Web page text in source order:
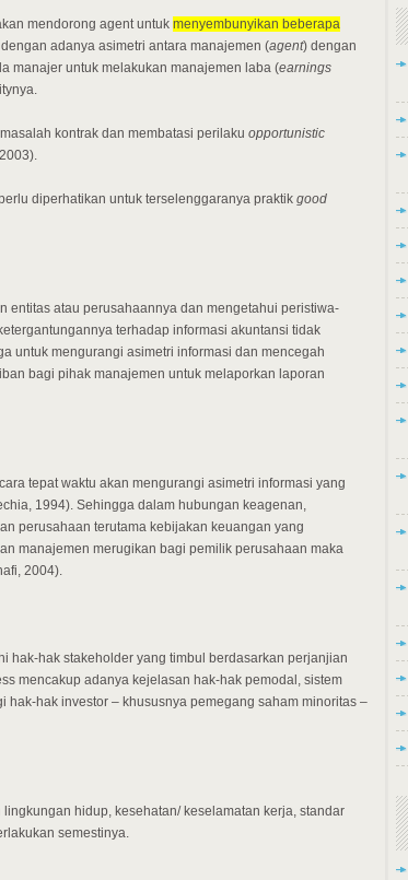
mendorong agent untuk menyembunyikan beberapa
adanya asimetri antara manajemen (agent) dengan
manajer untuk melakukan manajemen laba (earnings
kontrak dan membatasi perilaku opportunistic
diperhatikan untuk terselenggaranya praktik good
entitas atau perusahaannya dan mengetahui peristiwa-
terhadap informasi akuntansi tidak
untuk mengurangi asimetri informasi dan mencegah
bagi pihak manajemen untuk melaporkan laporan
tepat waktu akan mengurangi asimetri informasi yang
1994). Sehingga dalam hubungan keagenan,
perusahaan terutama kebijakan keuangan yang
manajemen merugikan bagi pemilik perusahaan maka
2004).
hak-hak stakeholder yang timbul berdasarkan perjanjian
mencakup adanya kejelasan hak-hak pemodal, sistem
hak-hak investor – khususnya pemegang saham minoritas –
hidup, kesehatan/ keselamatan kerja, standar
semestinya.